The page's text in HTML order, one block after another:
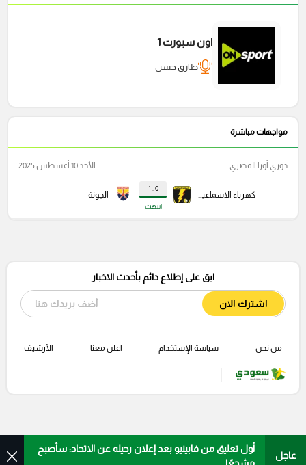
اون سبورت 1
طارق حسن
مواجهات مباشرة
0 : 1
انتهت
الجونة
دوري أورا المصري الأحد 10 أغسطس 2025
عاجل
أول تعليق من فابينيو بعد إعلان رحيله عن الاتحاد: سأصبح
مشجعًا
ابق على إطلاع دائم بأحدث الاخبار
اشترك الان
من نحن سياسة الإستخدام اعلن معنا الأرشيف